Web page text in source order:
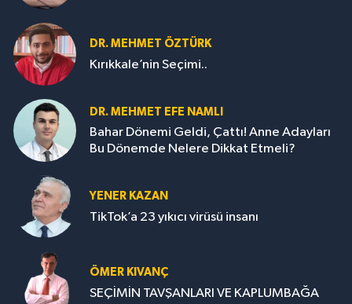
DR. MEHMET ÖZTÜRK
Kırıkkale’nin Seçimi..
DR. MEHMET EFE NAMLI
Bahar Dönemi Geldi, Çattı! Anne Adayları
Bu Dönemde Nelere Dikkat Etmeli?
YENER KAZAN
TikTok’a 23 yıkıcı virüsü insanı
ÖMER KIVANÇ
SEÇİMİN TAVŞANLARI VE KAPLUMBAĞA